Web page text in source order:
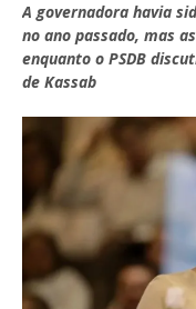
A governadora havia
no ano passado, mas
enquanto o PSDB
de Kassab